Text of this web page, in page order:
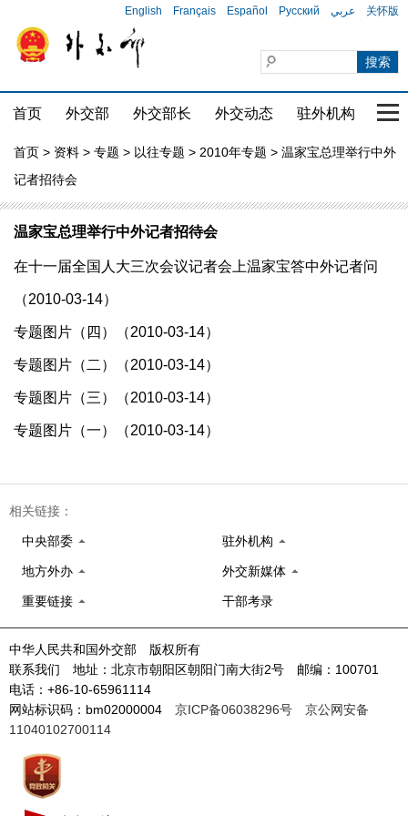
English Français Español Русский عربي 关怀版
首页 外交部 外交部长 外交动态 驻外机构 国
首页 > 资料 > 专题 > 以往专题 > 2010年专题 > 温家宝总理举行中外
记者招待会
温家宝总理举行中外记者招待会
在十一届全国人大三次会议记者会上温家宝答中外记者问
（2010-03-14）
专题图片（四）（2010-03-14）
专题图片（二）（2010-03-14）
专题图片（三）（2010-03-14）
专题图片（一）（2010-03-14）
相关链接：
中央部委 驻外机构
地方外办 外交新媒体
重要链接 干部考录
中华人民共和国外交部 版权所有
联系我们 地址：北京市朝阳区朝阳门南大街2号 邮编：100701
电话：+86-10-65961114
网站标识码：bm02000004 京ICP备06038296号
京公网安备
11040102700114